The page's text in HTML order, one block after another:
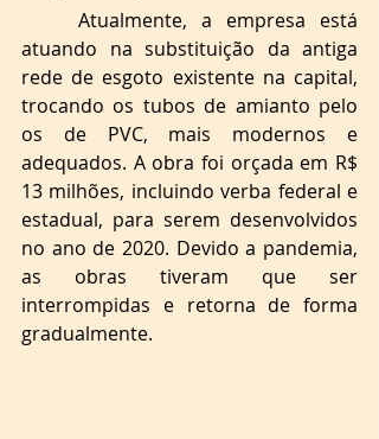
Atualmente, a empresa está
atuando na substituição da antiga
rede de esgoto existente na capital,
trocando os tubos de amianto pelo
os de PVC, mais modernos e
adequados. A obra foi orçada em R$
13 milhões, incluindo verba federal e
estadual, para serem desenvolvidos
no ano de 2020. Devido a pandemia,
as obras tiveram que ser
interrompidas e retorna de forma
gradualmente.